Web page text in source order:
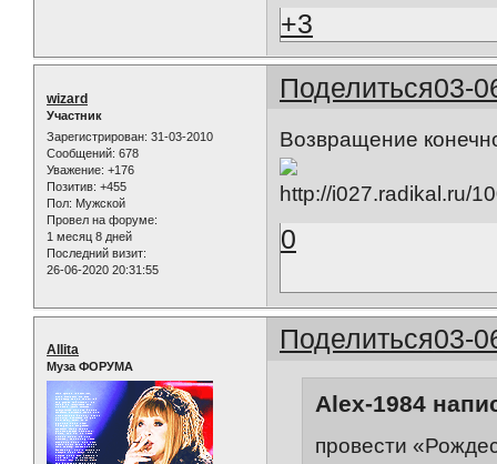
+3
Поделиться03-
wizard
Участник
Зарегистрирован: 31-03-2010
Сообщений: 678
Уважение: +176
Позитив: +455
Пол: Мужской
Провел на форуме:
1 месяц 8 дней
Последний визит:
26-06-2020 20:31:55
Возвращение
0
Поделиться03-
Allita
Муза ФОРУМА
Alex-1984
провести